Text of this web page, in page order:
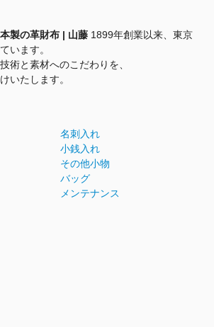
製の革財布 | 山藤 1899年創業以来、東京
います。
術と素材へのこだわりを、
いたします。
名刺入れ
小銭入れ
その他小物
バッグ
メンテナンス